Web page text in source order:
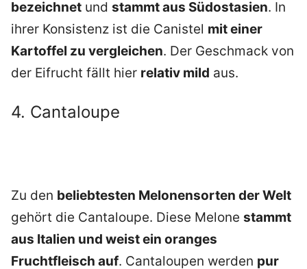
bezeichnet und stammt aus Südostasien. In
ihrer Konsistenz ist die Canistel mit einer
Kartoffel zu vergleichen. Der Geschmack von
der Eifrucht fällt hier relativ mild aus.
4. Cantaloupe
Zu den beliebtesten Melonensorten der Welt
gehört die Cantaloupe. Diese Melone stammt
aus Italien und weist ein oranges
Fruchtfleisch auf. Cantaloupen werden pur